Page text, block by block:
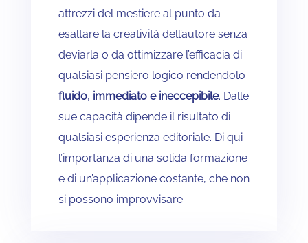
attrezzi del mestiere al punto da
esaltare la creatività dell’autore senza
deviarla o da ottimizzare l’efficacia di
qualsiasi pensiero logico rendendolo
fluido, immediato e ineccepibile. Dalle
sue capacità dipende il risultato di
qualsiasi esperienza editoriale. Di qui
l’importanza di una solida formazione
e di un’applicazione costante, che non
si possono improvvisare.